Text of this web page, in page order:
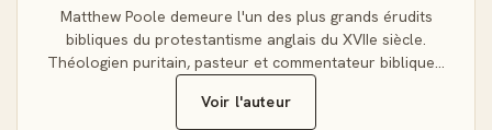
Matthew Poole demeure l'un des plus grands érudits
bibliques du protestantisme anglais du XVIIe siècle.
Théologien puritain, pasteur et commentateur biblique…
Voir l'auteur